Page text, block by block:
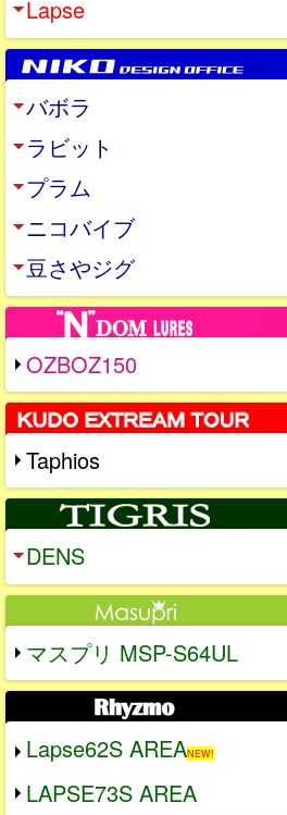
Lapse
バボラ
ラビット
プラム
ニコバイブ
豆さやジグ
OZBOZ150
Taphios
DENS
マスプリ MSP-S64UL
Lapse62S AREANEW!
LAPSE73S AREA